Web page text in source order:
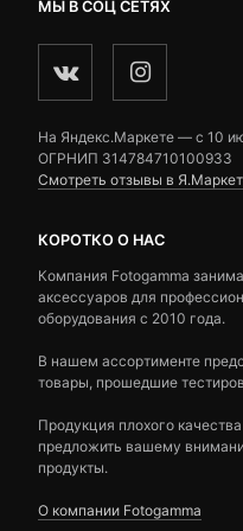
МЫ В СОЦ СЕТЯХ
На Яндекс.Маркете — c 10
ОГРНИП 314784710100933
Смотреть отзывы в
КОРОТКО О НАС
Компания Fotogamma
аксессуаров для
оборудования с 2010 года.
В нашем ассортименте
товары, прошедшие
Продукция плохого
предложить вашему
продукты.
О компании Fotogamma